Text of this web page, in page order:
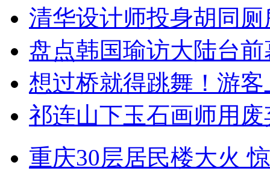
清华设计师投身胡同
盘点韩国瑜访大陆台
想过桥就得跳舞！游客
祁连山下玉石画师用
重庆30层居民楼大火